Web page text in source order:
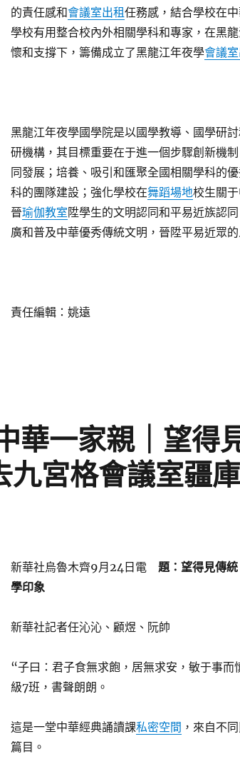
的責任感和會議室出租任務感，結合學校在
學校有用整合校內外相關學科和專家，在黑
懷和支撐下，籌備成立了黑龍江年夜學會議室
黑龍江年夜學國學院是以國學教導、國學研
研機構，其目標重要在于進一個步驟創新機
同發展；培養、吸引和匯聚全國相關學科的
科的團隊建設；強化學校在舞蹈場地校生關
晉瑜伽教室陞學生的文明認同和平易近族認
廣和普及中華優秀傳統文明，晉陞平易近眾的
責任編輯：姚遠
華一家親｜望得
宮格會議室疆
新華社烏魯木齊9月24日電 題：望得見傳
學印象
新華社記者任沁沁、顧煜、阮帥
“子曰：君子食無求飽，居無求安，敏于事
級7班，書聲朗朗。
這是一堂中華經典誦讀課私密空間 ，來自不
篇目。